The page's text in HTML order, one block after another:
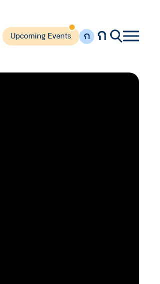
Upcoming Events ก ก